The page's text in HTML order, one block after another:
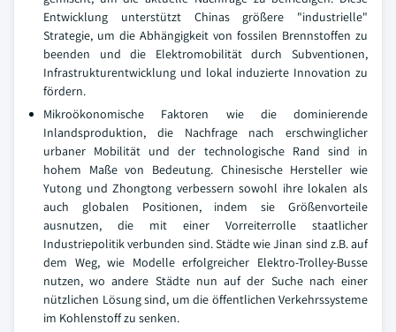
Entwicklung unterstützt Chinas größere "industrielle"
Strategie, um die Abhängigkeit von fossilen Brennstoffen zu
beenden und die Elektromobilität durch Subventionen,
Infrastrukturentwicklung und lokal induzierte Innovation zu
fördern.
Mikroökonomische Faktoren wie die dominierende
Inlandsproduktion, die Nachfrage nach erschwinglicher
urbaner Mobilität und der technologische Rand sind in
hohem Maße von Bedeutung. Chinesische Hersteller wie
Yutong und Zhongtong verbessern sowohl ihre lokalen als
auch globalen Positionen, indem sie Größenvorteile
ausnutzen, die mit einer Vorreiterrolle staatlicher
Industriepolitik verbunden sind. Städte wie Jinan sind z.B. auf
dem Weg, wie Modelle erfolgreicher Elektro-Trolley-Busse
nutzen, wo andere Städte nun auf der Suche nach einer
nützlichen Lösung sind, um die öffentlichen Verkehrssysteme
im Kohlenstoff zu senken.